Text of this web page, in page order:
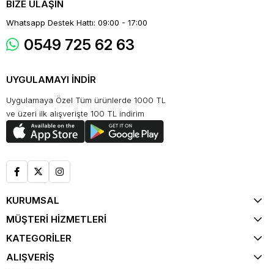
BİZE ULAŞIN
Whatsapp Destek Hattı: 09:00 - 17:00
0549 725 62 63
UYGULAMAYI İNDİR
Uygulamaya Özel Tüm ürünlerde 1000 TL
ve üzeri ilk alışverişte 100 TL indirim
KURUMSAL
MÜŞTERİ HİZMETLERİ
KATEGORİLER
ALIŞVERİŞ